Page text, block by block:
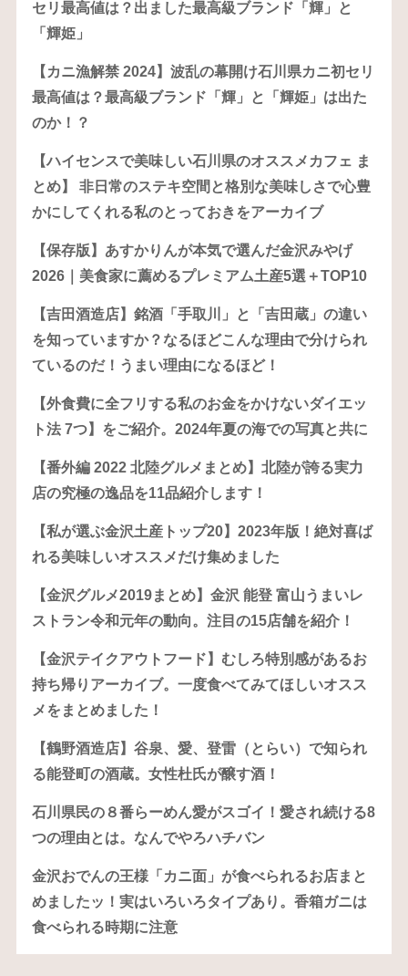
セリ最高値は？出ました最高級ブランド「輝」と
「輝姫」
【カニ漁解禁 2024】波乱の幕開け石川県カニ初セリ
最高値は？最高級ブランド「輝」と「輝姫」は出た
のか！？
【ハイセンスで美味しい石川県のオススメカフェ ま
とめ】 非日常のステキ空間と格別な美味しさで心豊
かにしてくれる私のとっておきをアーカイブ
【保存版】あすかりんが本気で選んだ金沢みやげ
2026｜美食家に薦めるプレミアム土産5選＋TOP10
【吉田酒造店】銘酒「手取川」と「吉田蔵」の違い
を知っていますか？なるほどこんな理由で分けられ
ているのだ！うまい理由になるほど！
【外食費に全フリする私のお金をかけないダイエッ
ト法 7つ】をご紹介。2024年夏の海での写真と共に
【番外編 2022 北陸グルメまとめ】北陸が誇る実力
店の究極の逸品を11品紹介します！
【私が選ぶ金沢土産トップ20】2023年版！絶対喜ば
れる美味しいオススメだけ集めました
【金沢グルメ2019まとめ】金沢 能登 富山うまいレ
ストラン令和元年の動向。注目の15店舗を紹介！
【金沢テイクアウトフード】むしろ特別感があるお
持ち帰りアーカイブ。一度食べてみてほしいオスス
メをまとめました！
【鶴野酒造店】谷泉、愛、登雷（とらい）で知られ
る能登町の酒蔵。女性杜氏が醸す酒！
石川県民の８番らーめん愛がスゴイ！愛され続ける8
つの理由とは。なんでやろハチバン
金沢おでんの王様「カニ面」が食べられるお店まと
めましたッ！実はいろいろタイプあり。香箱ガニは
食べられる時期に注意